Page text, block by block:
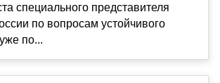
специального представителя
по вопросам устойчивого
по...